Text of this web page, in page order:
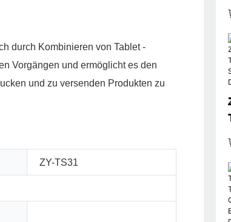
durch Kombinieren von Tablet -
Vorgängen und ermöglicht es den
und zu versenden Produkten zu
ZY-TS31